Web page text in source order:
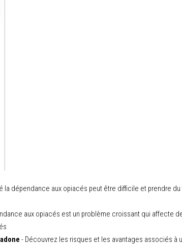
la dépendance aux opiacés peut être difficile et prendre
aux opiacés est un problème croissant qui affecte
- Découvrez les risques et les avantages associés à